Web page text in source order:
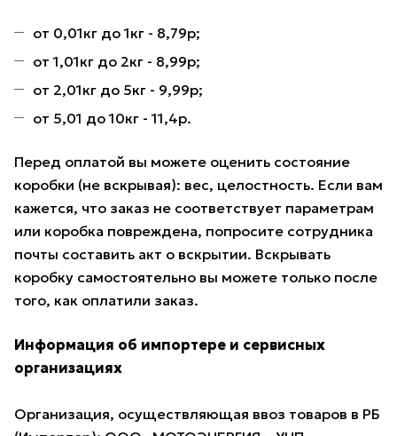
от 0,01кг до 1кг - 8,79р;
от 1,01кг до 2кг - 8,99р;
от 2,01кг до 5кг - 9,99р;
от 5,01 до 10кг - 11,4р.
Перед оплатой вы можете оценить состояние
коробки (не вскрывая): вес, целостность. Если вам
кажется, что заказ не соответствует параметрам
или коробка повреждена, попросите сотрудника
почты составить акт о вскрытии. Вскрывать
коробку самостоятельно вы можете только после
того, как оплатили заказ.
Информация об импортере и сервисных
организациях
Организация, осуществляющая ввоз товаров в РБ